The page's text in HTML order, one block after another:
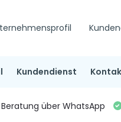
Kundendienst
Beratung über WhatsApp